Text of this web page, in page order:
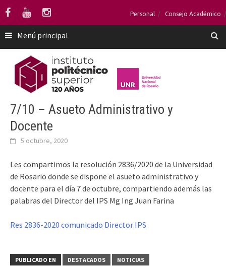
Saltar
contenido
Personal Consejo Académico
Menú principal
7/10 – Asueto Administrativo y
Docente
5 octubre, 2020
Les compartimos la resolución 2836/2020 de la Universidad
de Rosario donde se dispone el asueto administrativo y
docente para el día 7 de octubre, compartiendo además las
palabras del Director del IPS Mg Ing Juan Farina
Res 2836-2020 comunicado Director IPS
PUBLICADO EN DESTACADOS NOTICIAS